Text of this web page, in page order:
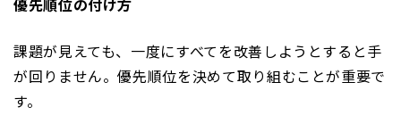
課題が見えても、一度にすべてを改善しようとすると手
が回りません。優先順位を決めて取り組むことが重要で
す。